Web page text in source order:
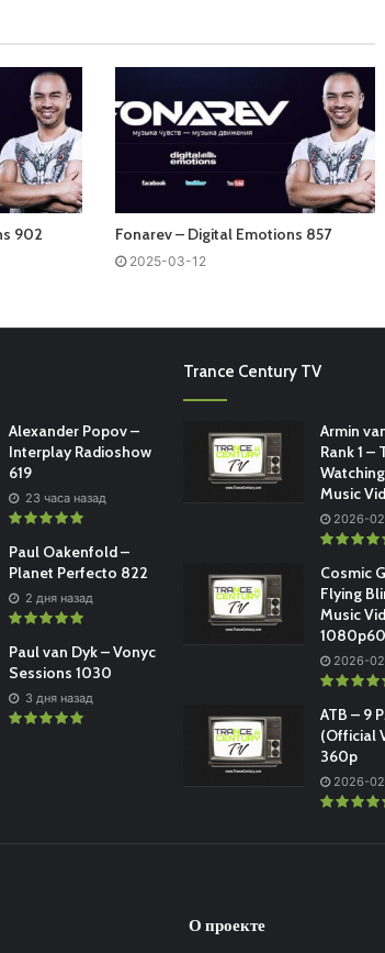
902 Fonarev – Digital Emotions 857
2025-03-12
Alexander Popov –
Interplay Radioshow
619
23 часа назад
Paul Oakenfold –
Planet Perfecto 822
2 дня назад
Paul van Dyk – Vonyc
Sessions 1030
3 дня назад
Trance Century TV
Armin
Rank 1 –
Music
2026-
Cosmic
Flying
Music
1080p60
2026-
ATB – 9
(Official
360p
2026-
О проекте